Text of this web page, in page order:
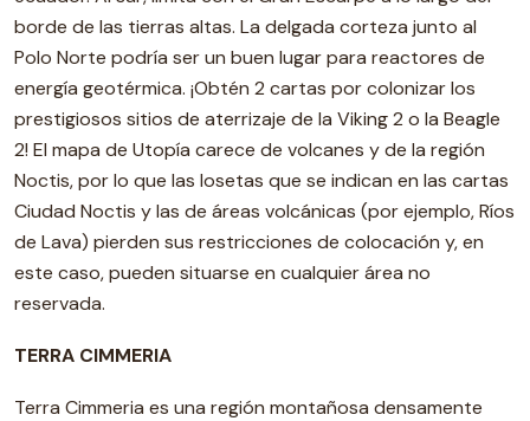
borde de las tierras altas. La delgada corteza junto al
Polo Norte podría ser un buen lugar para reactores de
energía geotérmica. ¡Obtén 2 cartas por colonizar los
prestigiosos sitios de aterrizaje de la Viking 2 o la Beagle
2! El mapa de Utopía carece de volcanes y de la región
Noctis, por lo que las losetas que se indican en las cartas
Ciudad Noctis y las de áreas volcánicas (por ejemplo, Ríos
de Lava) pierden sus restricciones de colocación y, en
este caso, pueden situarse en cualquier área no
reservada.
TERRA CIMMERIA
Terra Cimmeria es una región montañosa densamente